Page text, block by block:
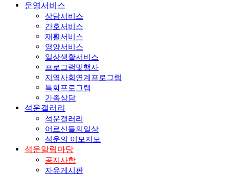
운영서비스
상담서비스
간호서비스
재활서비스
영양서비스
일상생활서비스
프로그램및행사
지역사회연계프로그램
특화프로그램
가족상담
석운갤러리
석운갤러리
어르신들의일상
석운의 이모저모
석운알림마당
공지사항
자유게시판